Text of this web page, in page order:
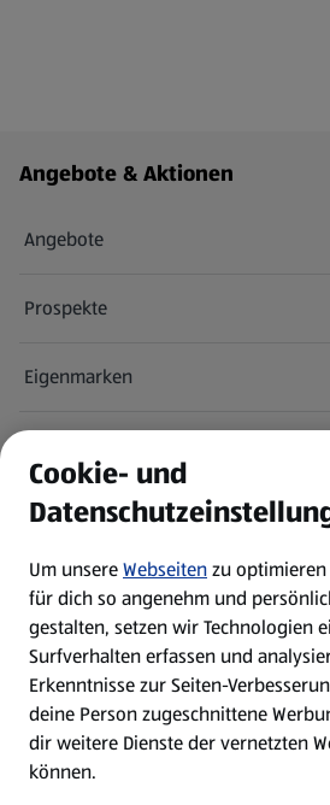
Fußzeilenmenü - weitere Links
Angebote & Aktionen
Angebote
Prospekte
Eigenmarken
Newsletter
WhatsApp
Über ALDI SÜD
Filialen
Cookie- und
Um unsereWebseitenzu
für dich so angenehm und
gestalten, setzen wir Technologien
Surfverhalten erfassen und
Erkenntnisse zur Seiten-
deine Person zugeschnittene
dir weitere Dienste der vernetzten
können.